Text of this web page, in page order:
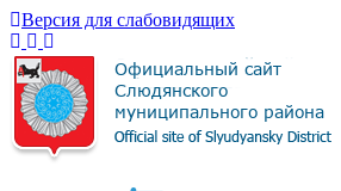
Версия для слабовидящих